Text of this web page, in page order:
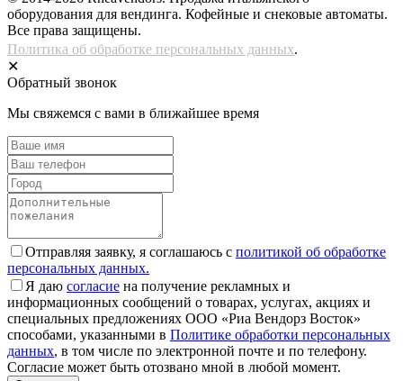
оборудования для вендинга. Кофейные и снековые автоматы.
Все права защищены.
Политика об обработке персональных данных.
✕
Обратный звонок
Мы свяжемся с вами в ближайшее время
Отправляя заявку, я соглашаюсь с политикой об обработке
персональных данных.
Я даю согласие на получение рекламных и
информационных сообщений о товарах, услугах, акциях и
специальных предложениях ООО «Риа Вендорз Восток»
способами, указанными в Политике обработки персональных
данных, в том числе по электронной почте и по телефону.
Согласие может быть отозвано мной в любой момент.